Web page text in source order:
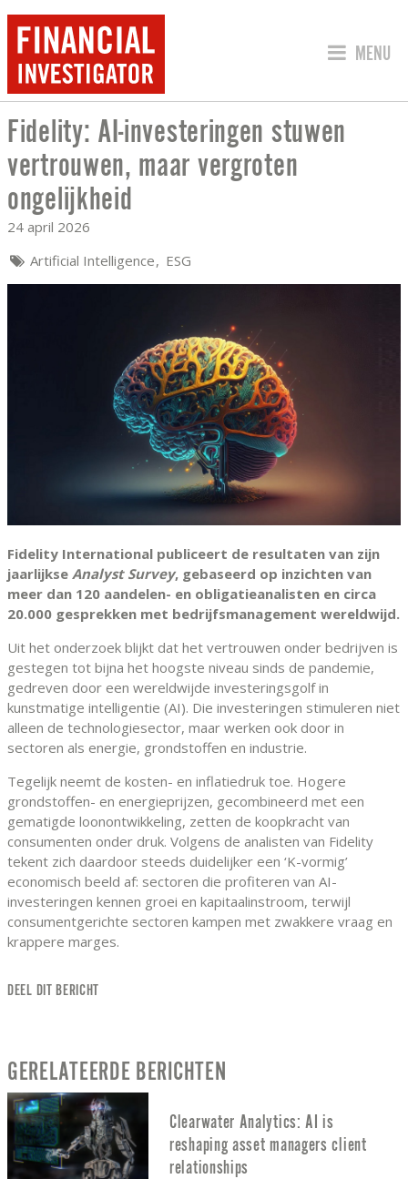
SPRING
MENU
FIDELITY: AI-INVESTERINGEN
Fidelity: AI-investeringen stuwen
vertrouwen, maar vergroten
ongelijkheid
24 april 2026
Artificial Intelligence ESG
Fidelity International publiceert de resultaten van zijn
jaarlijkse Analyst Survey, gebaseerd op inzichten van
meer dan 120 aandelen- en obligatieanalisten en circa
20.000 gesprekken met bedrijfsmanagement wereldwijd.
Uit het onderzoek blijkt dat het vertrouwen onder bedrijven is
gestegen tot bijna het hoogste niveau sinds de pandemie,
gedreven door een wereldwijde investeringsgolf in
kunstmatige intelligentie (AI). Die investeringen stimuleren niet
alleen de technologiesector, maar werken ook door in
sectoren als energie, grondstoffen en industrie.
Tegelijk neemt de kosten- en inflatiedruk toe. Hogere
grondstoffen- en energieprijzen, gecombineerd met een
gematigde loonontwikkeling, zetten de koopkracht van
consumenten onder druk. Volgens de analisten van Fidelity
tekent zich daardoor steeds duidelijker een ‘K-vormig’
economisch beeld af: sectoren die profiteren van AI-
investeringen kennen groei en kapitaalinstroom, terwijl
consumentgerichte sectoren kampen met zwakkere vraag en
krappere marges.
DEEL DIT BERICHT
GERELATEERDE BERICHTEN
Clearwater Analytics: AI is
reshaping asset managers client
relationships